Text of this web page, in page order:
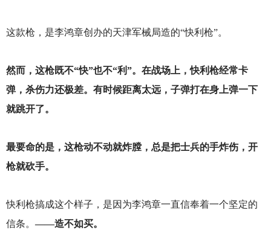
这款枪，是李鸿章创办的天津军械局造的“快利枪”。
然而，这枪既不“快”也不“利”。在战场上，快利枪经常卡
弹，杀伤力还极差。有时候距离太远，子弹打在身上弹一下
就跳开了。
最要命的是，这枪动不动就炸膛，总是把士兵的手炸伤，开
枪就砍手。
快利枪搞成这个样子，是因为李鸿章一直信奉着一个坚定的
信条。——造不如买。